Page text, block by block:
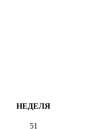
НЕДЕЛЯ
51